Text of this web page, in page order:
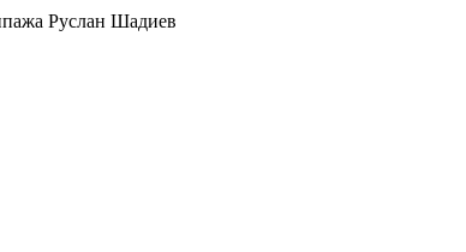
Руслан Шадиев